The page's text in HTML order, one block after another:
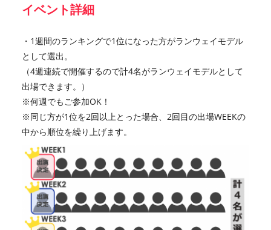
イベント詳細
・1週間のランキングで1位になった方がランウェイモデル
として選出。
（4週連続で開催するので計4名がランウェイモデルとして
出場できます。）
※何週でもご参加OK！
※同じ方が1位を2回以上とった場合、2回目の出場WEEKの
中から順位を繰り上げます。